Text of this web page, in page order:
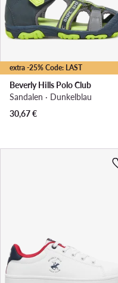
extra -25% Code: LAST
Beverly Hills Polo Club
Sandalen · Dunkelblau
30,67€